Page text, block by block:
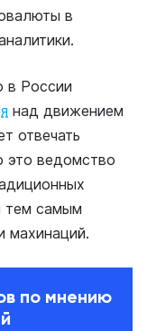
в
в России
над движением
отвечать
это ведомство
тем самым
махинаций.
по мнению